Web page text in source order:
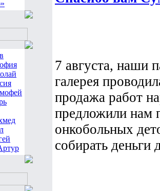
7 августа, наши
галерея
продажа работ
предложили нам
онкобольных
собирать деньги